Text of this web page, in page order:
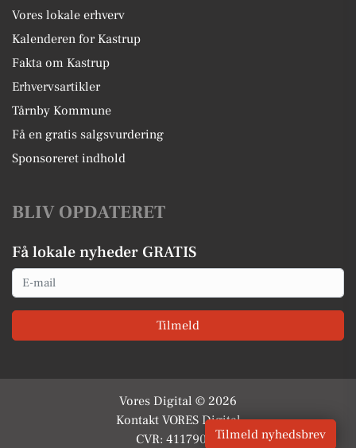
Vores lokale erhverv
Kalenderen for Kastrup
Fakta om Kastrup
Erhvervsartikler
Tårnby Kommune
Få en gratis salgsvurdering
Sponsoreret indhold
BLIV OPDATERET
Få lokale nyheder GRATIS
Email
Tilmeld
Vores Digital © 2026
Kontakt VORES Digital
CVR: 41179082Tilmeld nyhedsbrev